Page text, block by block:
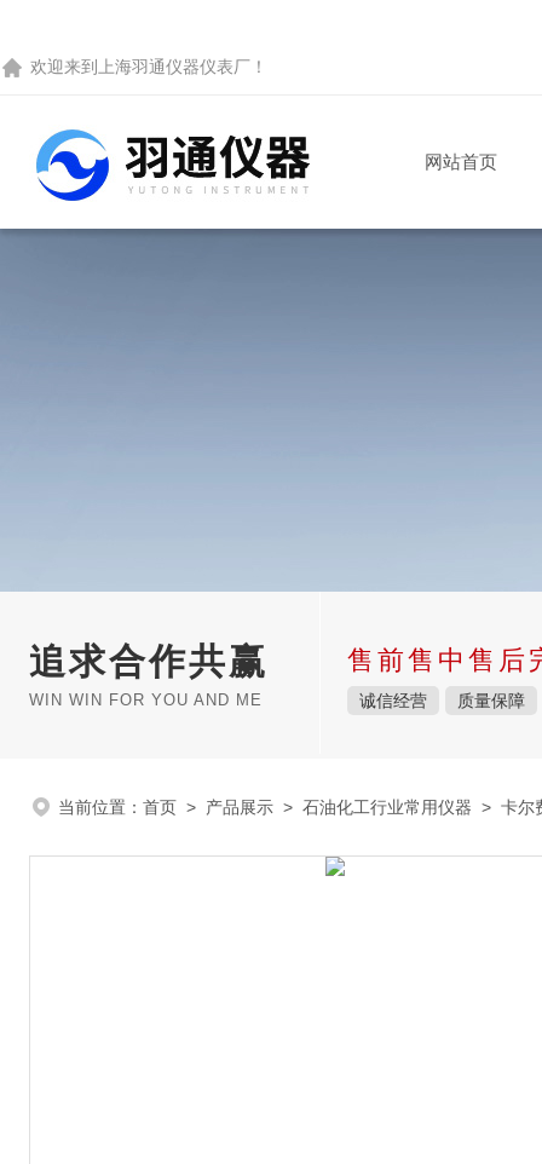
欢迎来到 上海羽通仪器仪表厂 ！
网站首页
追求合作共赢
WIN WIN FOR YOU AND ME
售前售中售后
诚信经营 质量保障
当前位置： 首页 > 产品展示 > 石油化工行业常用仪器 > 卡尔